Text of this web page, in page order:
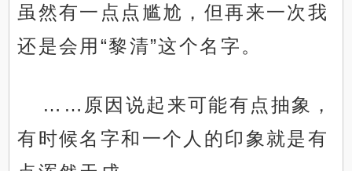
虽然有一点点尴尬，但再来一次我
还是会用“黎清”这个名字。
……原因说起来可能有点抽象，
有时候名字和一个人的印象就是有